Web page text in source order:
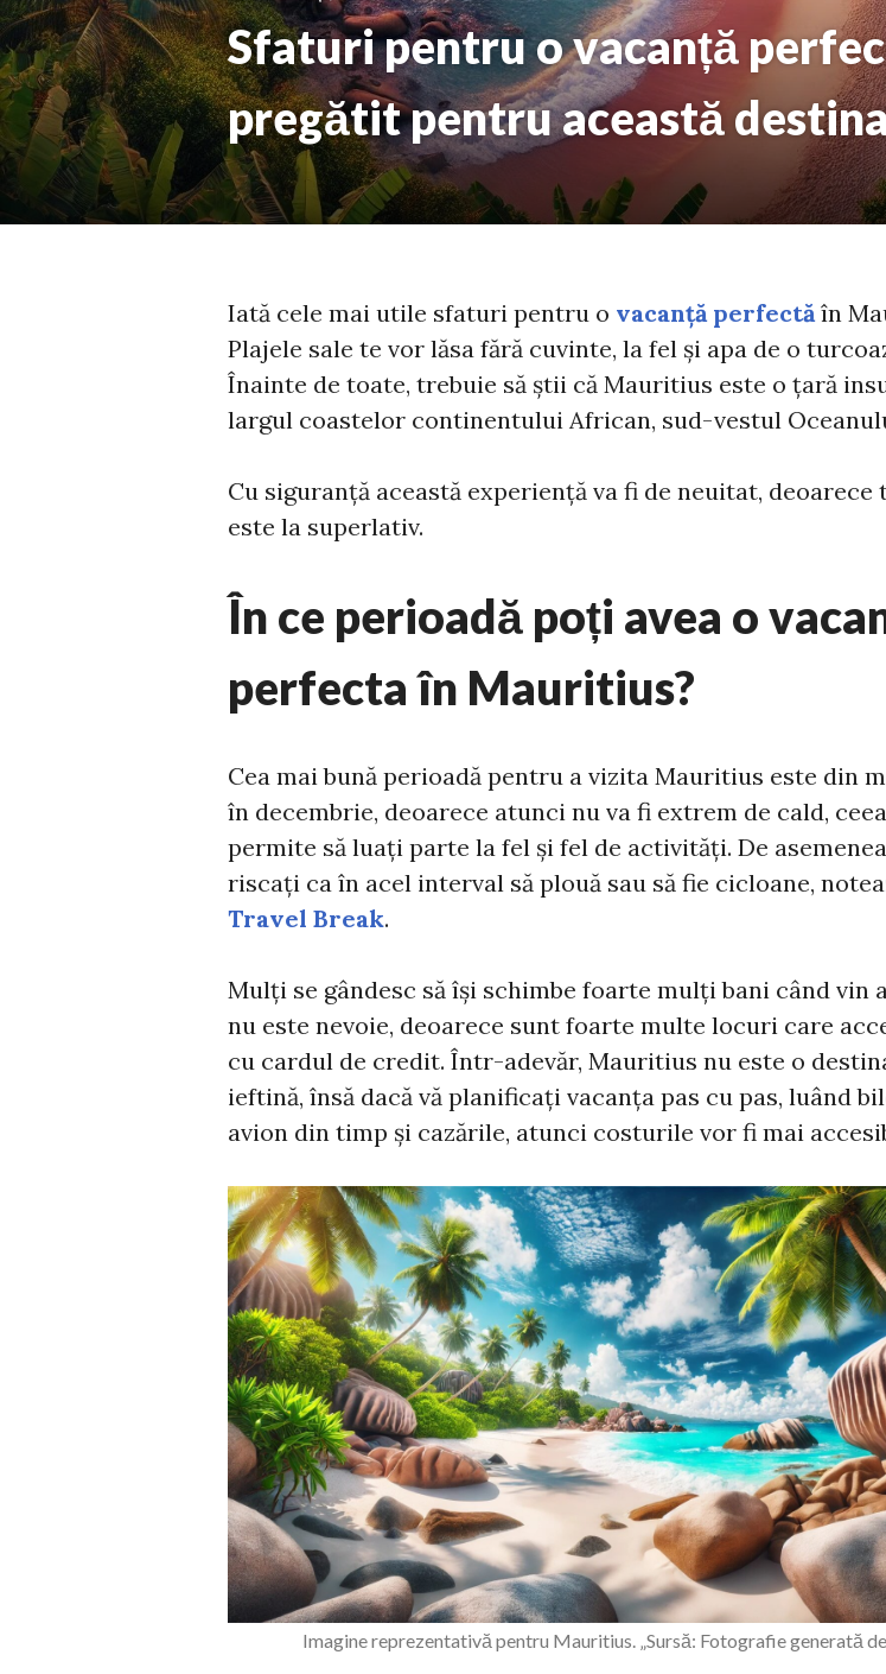
Sfaturi pentru o vacanță
pregătit pentru această
Iată cele mai utile sfaturi pentru o vacanță perfectăîn
Plajele sale te vor lăsa fără cuvinte, la fel și apa de o
Înainte de toate, trebuie să știi că Mauritius este o țară
largul coastelor continentului African, sud-vestul
Cu siguranță această experiență va fi de neuitat,
este la superlativ.
În ce perioadă poți avea o
perfecta în Mauritius?
Cea mai bună perioadă pentru a vizita Mauritius este din
în decembrie, deoarece atunci nu va fi extrem de cald,
permite să luați parte la fel și fel de activități. De
riscați ca în acel interval să plouă sau să fie cicloane,
Travel Break.
Mulți se gândesc să își schimbe foarte mulți bani când vin
nu este nevoie, deoarece sunt foarte multe locuri care
cu cardul de credit. Într-adevăr, Mauritius nu este o
ieftină, însă dacă vă planificați vacanța pas cu pas, luând
avion din timp și cazările, atunci costurile vor fi mai
Imagine reprezentativă pentru Mauritius. „Sursă: Fotografie generată